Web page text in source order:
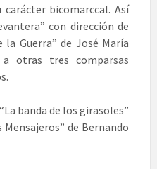
bicomarccal. Así
con dirección de
la Guerra” de José María
otras tres comparsas
banda de los girasoles”
Mensajeros” de Bernando